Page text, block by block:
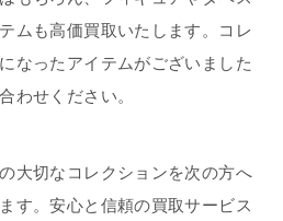
ムも高価買取いたします。コレ
なったアイテムがございました
わせください。
大切なコレクションを次の方へ
す。安心と信頼の買取サービス